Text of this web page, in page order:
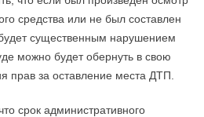
средства или не был составлен
существенным нарушением
можно будет обернуть в свою
прав за оставление места ДТП.
срок административного